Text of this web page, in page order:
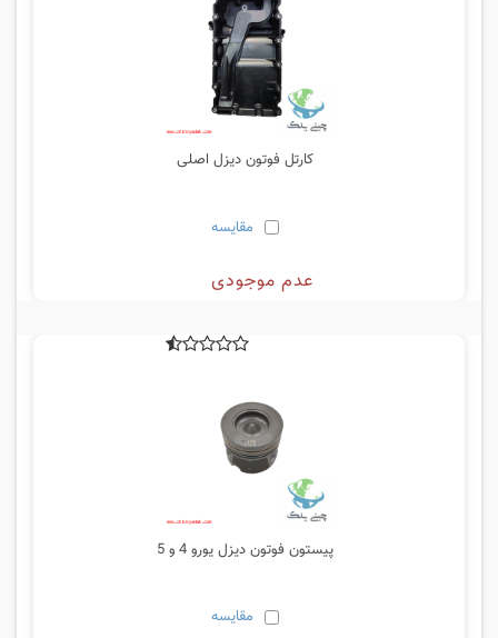
کارتل فوتون دیزل اصلی
مقایسه
عدم موجودی
پیستون فوتون دیزل یورو 4 و 5
مقایسه